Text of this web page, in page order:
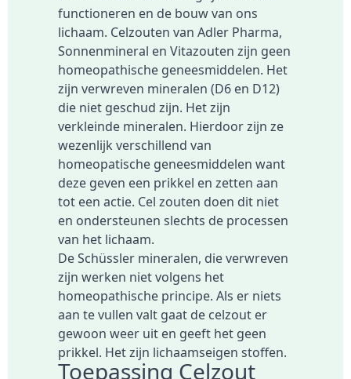
functioneren en de bouw van ons
lichaam. Celzouten van Adler Pharma,
Sonnenmineral en Vitazouten zijn geen
homeopathische geneesmiddelen. Het
zijn verwreven mineralen (D6 en D12)
die niet geschud zijn. Het zijn
verkleinde mineralen. Hierdoor zijn ze
wezenlijk verschillend van
homeopatische geneesmiddelen want
deze geven een prikkel en zetten aan
tot een actie. Cel zouten doen dit niet
en ondersteunen slechts de processen
van het lichaam.
De Schüssler mineralen, die verwreven
zijn werken niet volgens het
homeopathische principe. Als er niets
aan te vullen valt gaat de celzout er
gewoon weer uit en geeft het geen
prikkel. Het zijn lichaamseigen stoffen.
Toepassing Celzout